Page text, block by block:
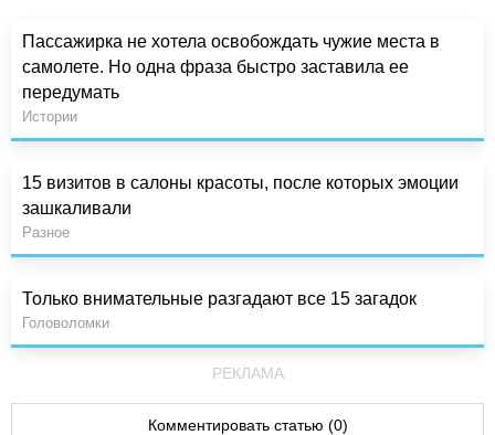
Пассажирка не хотела освобождать чужие места в
самолете. Но одна фраза быстро заставила ее
передумать
Истории
15 визитов в салоны красоты, после которых эмоции
зашкаливали
Разное
Только внимательные разгадают все 15 загадок
Головоломки
РЕКЛАМА
Комментировать статью (0)